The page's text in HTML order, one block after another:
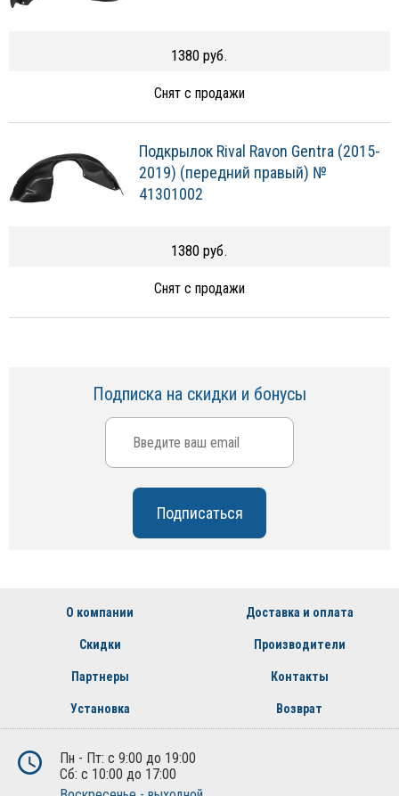
1380 руб.
Снят с продажи
Подкрылок Rival Ravon Gentra (2015-
2019) (передний правый) №
41301002
1380 руб.
Снят с продажи
Подписка на скидки и бонусы
О компании Доставка и оплата
Скидки Производители
Партнеры Контакты
Установка Возврат
Пн - Пт: с 9:00 до 19:00
Сб: с 10:00 до 17:00